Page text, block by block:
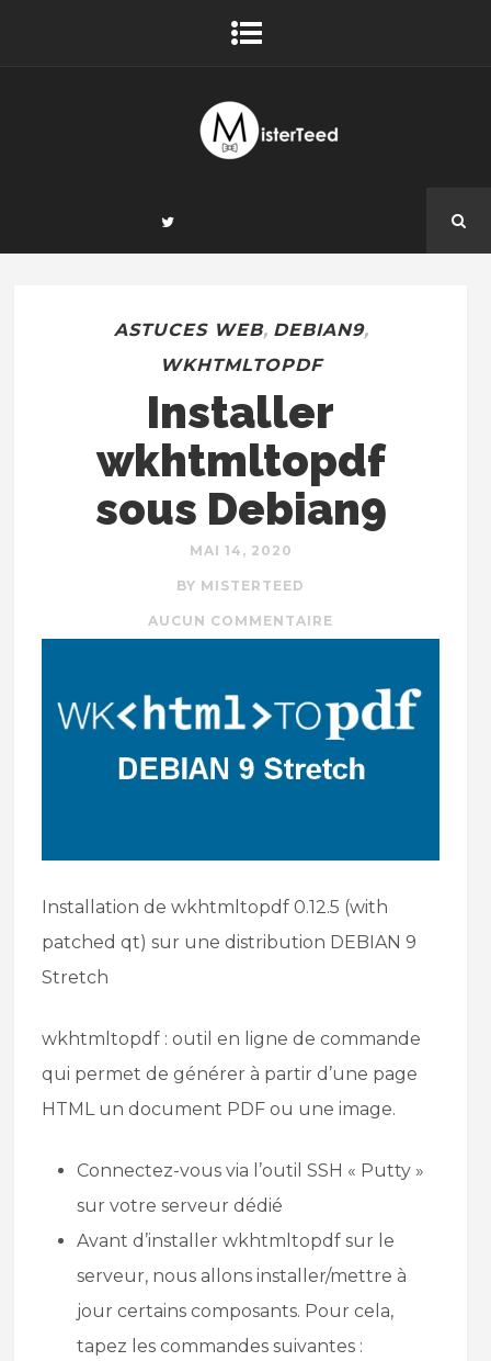
ASTUCES WEB, DEBIAN9,
WKHTMLTOPDF
Installer
wkhtmltopdf
sous Debian9
MAI 14, 2020
BY MISTERTEED
AUCUN COMMENTAIRE
Installation de wkhtmltopdf 0.12.5 (with
patched qt) sur une distribution DEBIAN 9
Stretch
wkhtmltopdf : outil en ligne de commande
qui permet de générer à partir d’une page
HTML un document PDF ou une image.
Connectez-vous via l’outil SSH « Putty »
sur votre serveur dédié
Avant d’installer wkhtmltopdf sur le
serveur, nous allons installer/mettre à
jour certains composants. Pour cela,
tapez les commandes suivantes :